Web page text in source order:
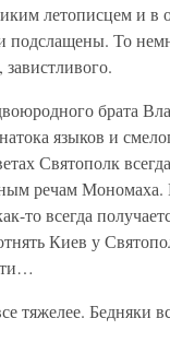
летописцем и
подслащены. То
брата
языков и
Святополк
речам Мономаха.
то всегда
Киев у
тяжелее. Бедняки